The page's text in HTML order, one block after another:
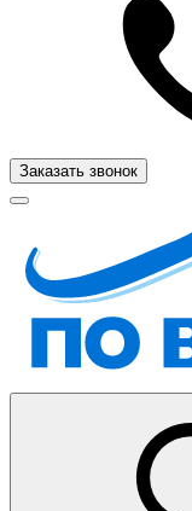
Заказать звонок